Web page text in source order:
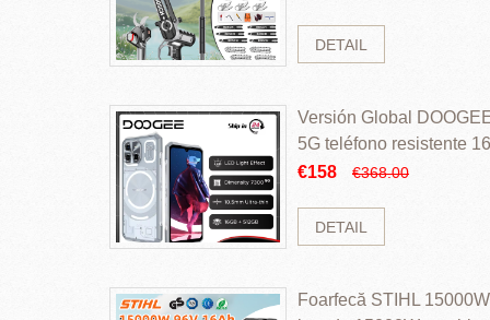
DETAIL
Versión Global
5G teléfono resistente
ROM Mediatek
€158 €368.00
DETAIL
Foarfecă STIHL